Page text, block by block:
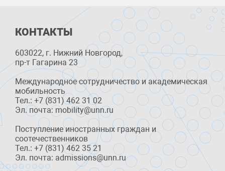
КОНТАКТЫ
603022, г. Нижний Новгород,
пр-т Гагарина 23
Международное сотрудничество и академическая
мобильность
Тел.: +7 (831) 462 31 02
Эл. почта: mobility@unn.ru
Поступление иностранных граждан и
соотечественников
Тел.: +7 (831) 462 35 21
Эл. почта: admissions@unn.ru